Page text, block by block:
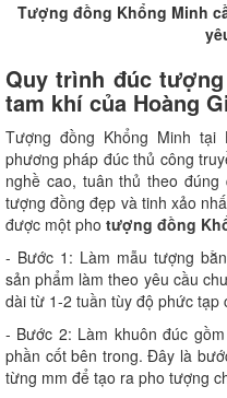
Tượng đồng Khổng Minh
Quy trình đúc
tam khí của Hoàng
Tượng đồng Khổng Minh
phương pháp đúc thủ công
nghề cao, tuân thủ theo
tượng đồng đẹp và tinh xảo
được một pho tượng đồng
- Bước 1: Làm mẫu tượng
sản phẩm làm theo yêu cầu
dài từ 1-2 tuần tùy độ phức tạp
- Bước 2: Làm khuôn đúc
phần cốt bên trong. Đây là
từng mm để tạo ra pho tượng